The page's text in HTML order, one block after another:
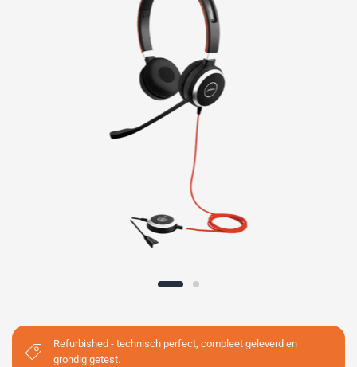
Refurbished - technisch perfect, compleet geleverd en
grondig getest.